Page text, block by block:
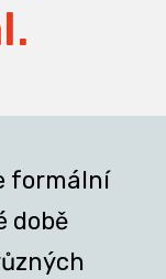
formální
době